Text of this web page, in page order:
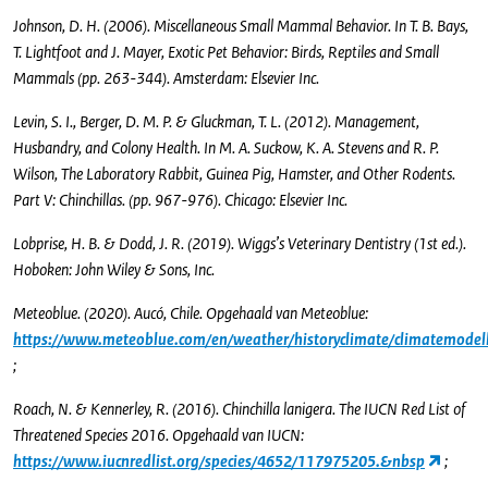
Johnson, D. H. (2006). Miscellaneous Small Mammal Behavior. In T. B. Bays,
T. Lightfoot and J. Mayer, Exotic Pet Behavior: Birds, Reptiles and Small
Mammals (pp. 263-344). Amsterdam: Elsevier Inc.
Levin, S. I., Berger, D. M. P. & Gluckman, T. L. (2012). Management,
Husbandry, and Colony Health. In M. A. Suckow, K. A. Stevens and R. P.
Wilson, The Laboratory Rabbit, Guinea Pig, Hamster, and Other Rodents.
Part V: Chinchillas. (pp. 967-976). Chicago: Elsevier Inc.
Lobprise, H. B. & Dodd, J. R. (2019). Wiggs’s Veterinary Dentistry (1st ed.).
Hoboken: John Wiley & Sons, Inc.
Meteoblue. (2020). Aucó, Chile. Opgehaald van Meteoblue:
https://www.meteoblue.com/en/weather/historyclimate/
;
Roach, N. & Kennerley, R. (2016). Chinchilla lanigera. The IUCN Red List of
Threatened Species 2016. Opgehaald van IUCN:
https://www.iucnredlist.org/species/4652/117975205.&nbsp
;